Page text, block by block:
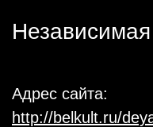
Адрес сайта:
http://belkult.ru/